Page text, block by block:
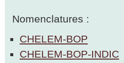
Nomenclatures :
CHELEM-BOP
CHELEM-BOP-INDIC